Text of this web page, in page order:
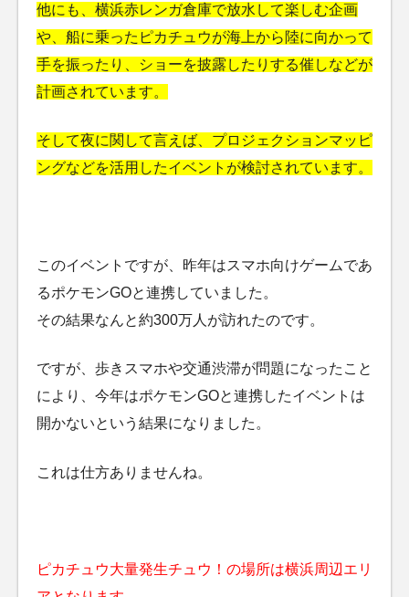
他にも、横浜赤レンガ倉庫で放水して楽しむ企画
や、船に乗ったピカチュウが海上から陸に向かって
手を振ったり、ショーを披露したりする催しなどが
計画されています。
そして夜に関して言えば、プロジェクションマッピ
ングなどを活用したイベントが検討されています。
このイベントですが、昨年はスマホ向けゲームであ
るポケモンGOと連携していました。
その結果なんと約300万人が訪れたのです。
ですが、歩きスマホや交通渋滞が問題になったこと
により、今年はポケモンGOと連携したイベントは
開かないという結果になりました。
これは仕方ありませんね。
ピカチュウ大量発生チュウ！の場所は横浜周辺エリ